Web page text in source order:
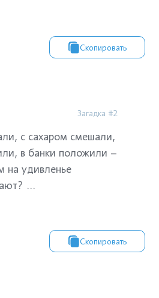
Скопировать
Загадка #2
с сахаром смешали,
в банки положили –
на удивленье
...
Скопировать